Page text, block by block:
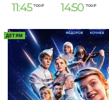
11:45 700 ₽ 14:50 700 ₽
ДЕТЯМ